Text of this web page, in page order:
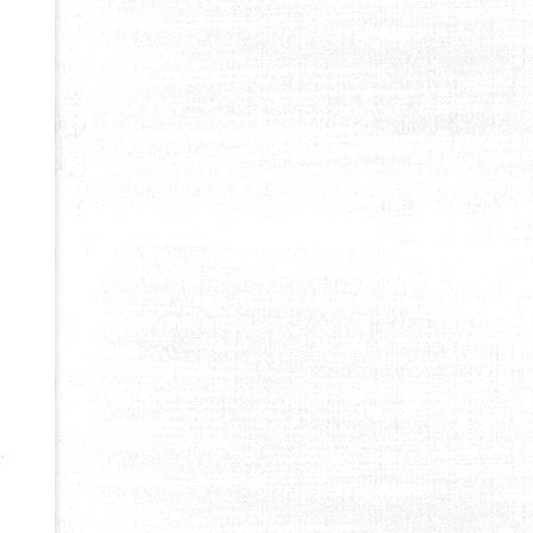
DE L’UBAYE PRÈS DE PRA LOUP ET BARCELONNETTE